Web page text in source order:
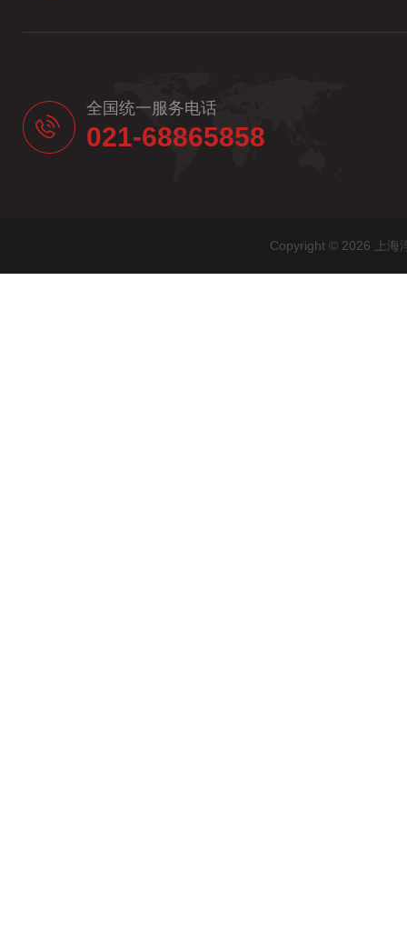
全国统一服务电话
021-68865858
Copyright © 2026 上